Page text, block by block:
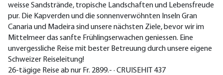
weisse Sandstrände, tropische Landschaften und Lebensfreude
pur. Die Kapverden und die sonnenverwöhnten Inseln Gran
Canaria und Madeira sind unsere nächsten Ziele, bevor wir im
Mittelmeer das sanfte Frühlingserwachen geniessen. Eine
unvergessliche Reise mit bester Betreuung durch unsere eigene
Schweizer Reiseleitung!
26-tägige Reise ab nur Fr. 2899.- · CRUISEHIT 437